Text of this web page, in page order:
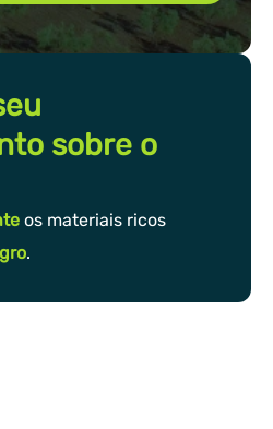
sobre o
os materiais ricos
.